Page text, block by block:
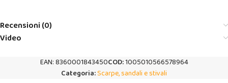
Recensioni (0)
Video
EAN:8360001843450COD:1005010566578964
Categoria:Scarpe, sandali e stivali